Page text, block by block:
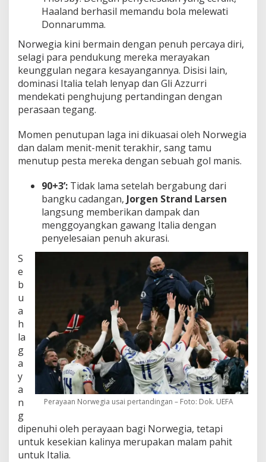
Haaland berhasil memandu bola melewati
Donnarumma.
Norwegia kini bermain dengan penuh percaya diri,
selagi para pendukung mereka merayakan
keunggulan negara kesayangannya. Disisi lain,
dominasi Italia telah lenyap dan Gli Azzurri
mendekati penghujung pertandingan dengan
perasaan tegang.
Momen penutupan laga ini dikuasai oleh Norwegia
dan dalam menit-menit terakhir, sang tamu
menutup pesta mereka dengan sebuah gol manis.
90+3’: Tidak lama setelah bergabung dari
bangku cadangan, Jorgen Strand Larsen
langsung memberikan dampak dan
menggoyangkan gawang Italia dengan
penyelesaian penuh akurasi.
Perayaan Norwegia usai pertandingan – Foto: Dok. UEFA
S
e
b
u
a
h
la
g
a
y
a
n
g
dipenuhi oleh perayaan bagi Norwegia, tetapi
untuk kesekian kalinya merupakan malam pahit
untuk Italia.